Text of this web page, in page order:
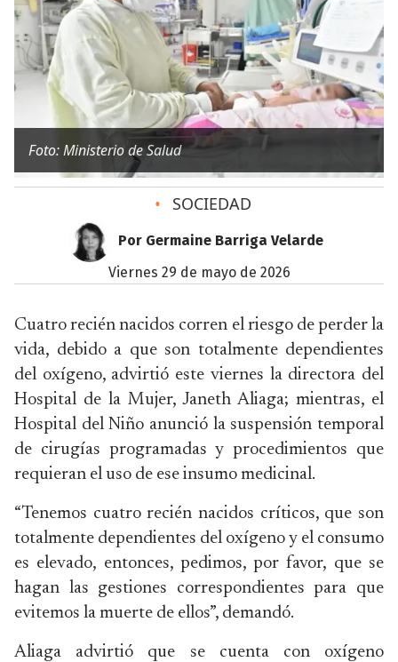
Foto: Ministerio de Salud
• SOCIEDAD
Por Germaine Barriga Velarde
viernes 29 de mayo de 2026
Cuatro recién nacidos corren el riesgo de perder la
vida, debido a que son totalmente dependientes
del oxígeno, advirtió este viernes la directora del
Hospital de la Mujer, Janeth Aliaga; mientras, el
Hospital del Niño anunció la suspensión temporal
de cirugías programadas y procedimientos que
requieran el uso de ese insumo medicinal.
“Tenemos cuatro recién nacidos críticos, que son
totalmente dependientes del oxígeno y el consumo
es elevado, entonces, pedimos, por favor, que se
hagan las gestiones correspondientes para que
evitemos la muerte de ellos”, demandó.
Aliaga advirtió que se cuenta con oxígeno